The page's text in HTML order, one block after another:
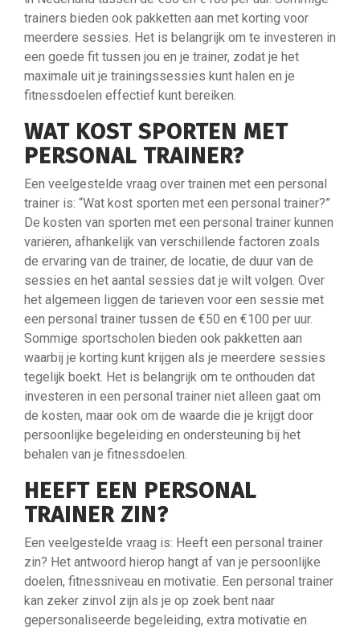
trainers bieden ook pakketten aan met korting voor
meerdere sessies. Het is belangrijk om te investeren in
een goede fit tussen jou en je trainer, zodat je het
maximale uit je trainingssessies kunt halen en je
fitnessdoelen effectief kunt bereiken.
WAT KOST SPORTEN MET
PERSONAL TRAINER?
Een veelgestelde vraag over trainen met een personal
trainer is: “Wat kost sporten met een personal trainer?”
De kosten van sporten met een personal trainer kunnen
variëren, afhankelijk van verschillende factoren zoals
de ervaring van de trainer, de locatie, de duur van de
sessies en het aantal sessies dat je wilt volgen. Over
het algemeen liggen de tarieven voor een sessie met
een personal trainer tussen de €50 en €100 per uur.
Sommige sportscholen bieden ook pakketten aan
waarbij je korting kunt krijgen als je meerdere sessies
tegelijk boekt. Het is belangrijk om te onthouden dat
investeren in een personal trainer niet alleen gaat om
de kosten, maar ook om de waarde die je krijgt door
persoonlijke begeleiding en ondersteuning bij het
behalen van je fitnessdoelen.
HEEFT EEN PERSONAL
TRAINER ZIN?
Een veelgestelde vraag is: Heeft een personal trainer
zin? Het antwoord hierop hangt af van je persoonlijke
doelen, fitnessniveau en motivatie. Een personal trainer
kan zeker zinvol zijn als je op zoek bent naar
gepersonaliseerde begeleiding, extra motivatie en